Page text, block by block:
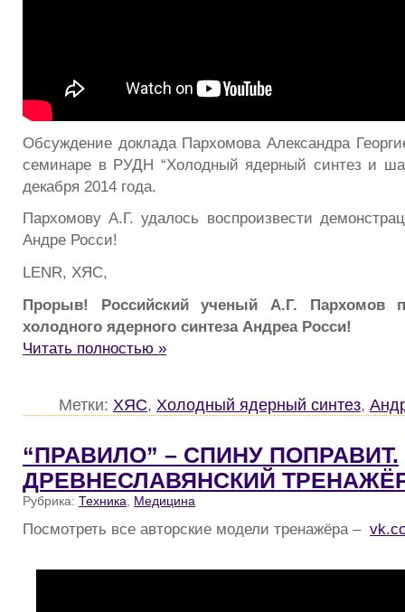
Обсуждение доклада Пархомова Александра
семинаре в РУДН “Холодный ядерный синтез и
декабря 2014 года.
Пархомову А.Г. удалось воспроизвести
Андре Росси!
LENR, ХЯС,
Прорыв! Российский ученый А.Г. Пархомов
холодного ядерного синтеза Андреа Росси!
Читать полностью »
Метки: ХЯС, Холодный ядерный синтез,
“ПРАВИЛО” – СПИНУ ПОПРАВИТ.
ДРЕВНЕСЛАВЯНСКИЙ
Рубрика: Техника Медицина
Посмотреть все авторские модели тренажёра –